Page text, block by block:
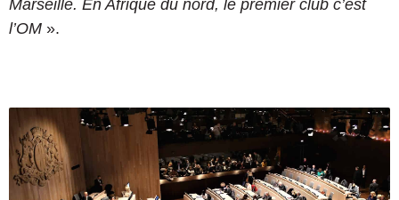
Marseille. En Afrique du nord, le premier club c’est
l’OM ».
e
c
o